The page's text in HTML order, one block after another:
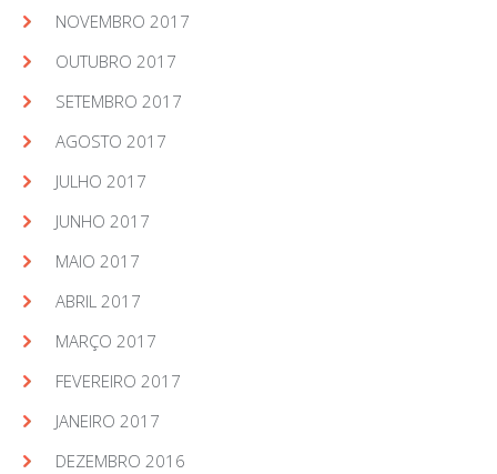
NOVEMBRO 2017
OUTUBRO 2017
SETEMBRO 2017
AGOSTO 2017
JULHO 2017
JUNHO 2017
MAIO 2017
ABRIL 2017
MARÇO 2017
FEVEREIRO 2017
JANEIRO 2017
DEZEMBRO 2016